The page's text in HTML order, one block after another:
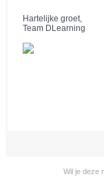
Hartelijke groet,
Team DLearning
Wil je deze